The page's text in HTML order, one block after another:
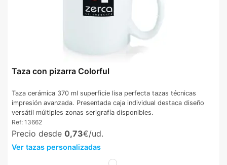
Taza con pizarra Colorful
Taza cerámica 370 ml superficie lisa perfecta tazas técnicas
impresión avanzada. Presentada caja individual destaca diseño
versátil múltiples zonas serigrafía disponibles.
Ref: 13662
Precio desde 0,73€/ud.
Ver tazas personalizadas